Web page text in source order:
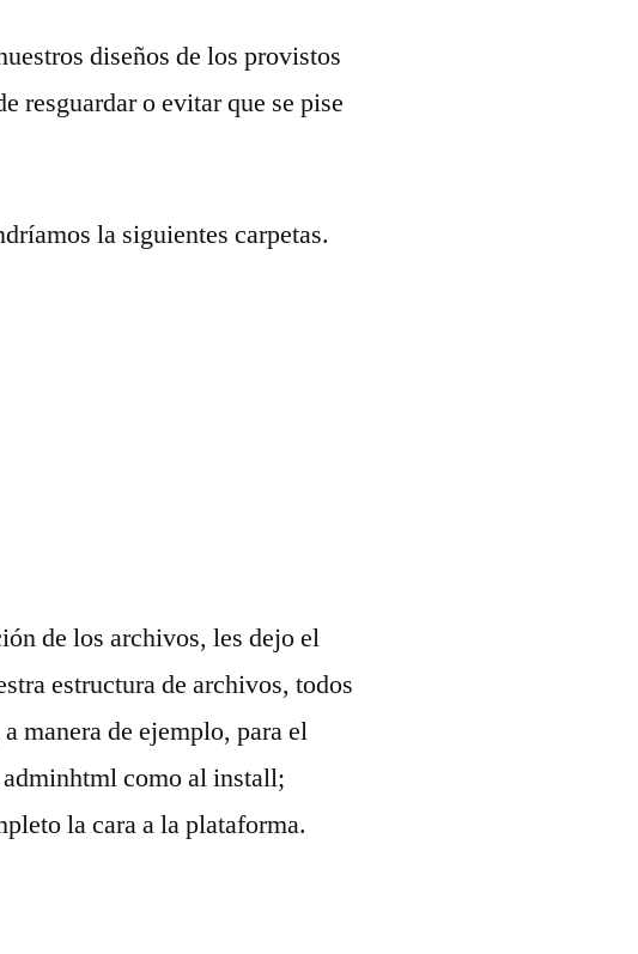
diseños de los provistos
resguardar o evitar que se pise
la siguientes carpetas.
de los archivos, les dejo el
estructura de archivos, todos
manera de ejemplo, para el
como al install;
la cara a la plataforma.